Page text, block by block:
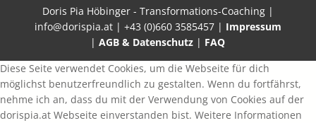
Doris Pia Höbinger - Transformations-Coaching |
info@dorispia.at | +43 (0)660 3585457 | Impressum
|AGB & Datenschutz | FAQ
Diese Seite verwendet Cookies, um die Webseite für dich
möglichst benutzerfreundlich zu gestalten. Wenn du fortfährst,
nehme ich an, dass du mit der Verwendung von Cookies auf der
dorispia.at Webseite einverstanden bist. Weitere Informationen